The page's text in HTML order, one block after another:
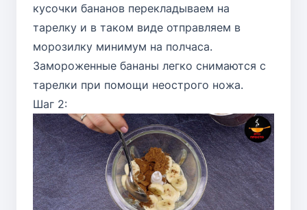
кусочки бананов перекладываем на
тарелку и в таком виде отправляем в
морозилку минимум на полчаса.
Замороженные бананы легко снимаются с
тарелки при помощи неострого ножа.
Шаг 2: